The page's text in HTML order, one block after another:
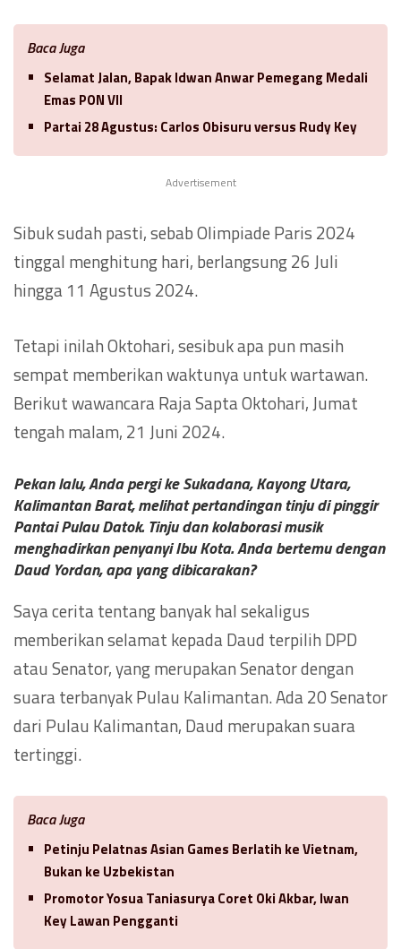
Baca Juga
Selamat Jalan, Bapak Idwan Anwar Pemegang Medali
Emas PON VII
Partai 28 Agustus: Carlos Obisuru versus Rudy Key
Advertisement
Sibuk sudah pasti, sebab Olimpiade Paris 2024
tinggal menghitung hari, berlangsung 26 Juli
hingga 11 Agustus 2024.
Tetapi inilah Oktohari, sesibuk apa pun masih
sempat memberikan waktunya untuk wartawan.
Berikut wawancara Raja Sapta Oktohari, Jumat
tengah malam, 21 Juni 2024.
Pekan lalu, Anda pergi ke Sukadana, Kayong Utara,
Kalimantan Barat, melihat pertandingan tinju di pinggir
Pantai Pulau Datok. Tinju dan kolaborasi musik
menghadirkan penyanyi Ibu Kota. Anda bertemu dengan
Daud Yordan, apa yang dibicarakan?
Saya cerita tentang banyak hal sekaligus
memberikan selamat kepada Daud terpilih DPD
atau Senator, yang merupakan Senator dengan
suara terbanyak Pulau Kalimantan. Ada 20 Senator
dari Pulau Kalimantan, Daud merupakan suara
tertinggi.
Baca Juga
Petinju Pelatnas Asian Games Berlatih ke Vietnam,
Bukan ke Uzbekistan
Promotor Yosua Taniasurya Coret Oki Akbar, Iwan
Key Lawan Pengganti